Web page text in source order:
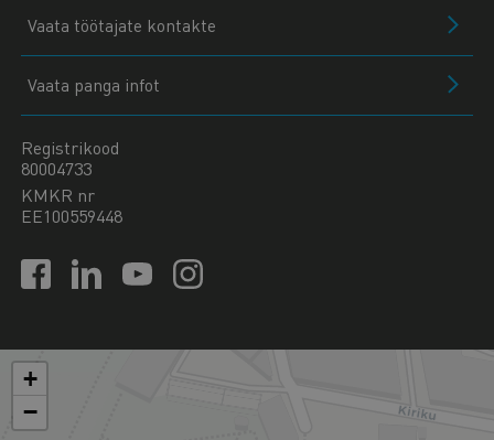
Vaata töötajate kontakte
Vaata panga infot
Registrikood
80004733
KMKR nr
EE100559448
+
−